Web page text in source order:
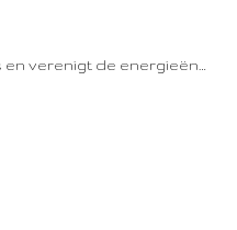
verenigt de energieën…